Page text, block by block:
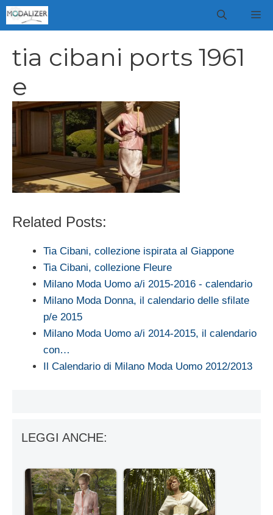
Vai
al
tia cibani ports 1961
e
Related Posts:
Tia Cibani, collezione ispirata al Giappone
Tia Cibani, collezione Fleure
Milano Moda Uomo a/i 2015-2016 - calendario
Milano Moda Donna, il calendario delle sfilate
p/e 2015
Milano Moda Uomo a/i 2014-2015, il calendario
con…
Il Calendario di Milano Moda Uomo 2012/2013
LEGGI ANCHE: